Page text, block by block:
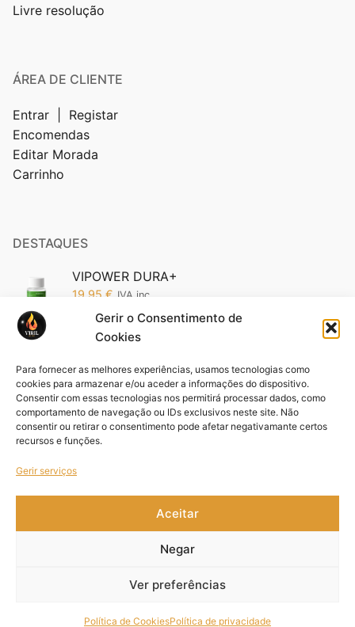
Gerir o Consentimento de
Cookies
Para fornecer as melhores experiências, usamos tecnologias como
cookies para armazenar e/ou aceder a informações do dispositivo.
Consentir com essas tecnologias nos permitirá processar dados, como
comportamento de navegação ou IDs exclusivos neste site. Não
consentir ou retirar o consentimento pode afetar negativamante certos
recursos e funções.
Gerir serviços
Aceitar
Negar
Ver preferências
Política de CookiesPolítica de privacidade
Livre resolução
ÁREA DE CLIENTE
Entrar | Registar
Encomendas
Editar Morada
Carrinho
DESTAQUES
VIPOWER DURA+
19,95 € IVA inc.
Vipower 5200 Edição Ouro: O Poder da
Sofisticação em Suas Mãos (Cópia)
19,95€ IVA inc.
Pack VIFORCE 3 unid
44,85
Copyright © 2021- 2026 Viril – Design by
Livro de Reclamações